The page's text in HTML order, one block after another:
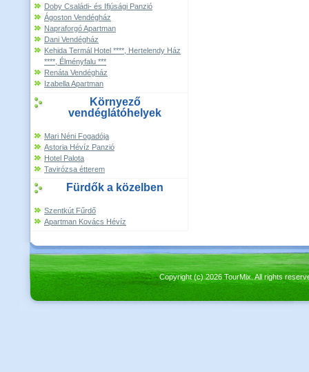
Doby Családi- és Ifjúsági Panzió
Ágoston Vendégház
Napraforgó Apartman
Dani Vendégház
Kehida Termál Hotel ****, Hertelendy Ház
****, Élményfalu ***
Renáta Vendégház
Izabella Apartman
Környező
vendéglátóhelyek
Mari Néni Fogadója
Astoria Hévíz Panzió
Hotel Palota
Tavirózsa étterem
Fürdők a közelben
Szentkút Fűrdő
Apartman Kovács Hévíz
Copyright (c) 2026 TourMix. All rights